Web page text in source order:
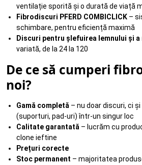
ventilație sporită și o durată de viață
Fibrodiscuri PFERD COMBICLICK –
schimbare, pentru eficiență maximă
Discuri pentru șlefuirea lemnului și a
variată, de la 24 la 120
De ce să cumperi
noi?
Gamă completă – nu doar discuri, ci
(suporturi, pad-uri) într-un singur loc
Calitate garantată – lucrăm cu
clone ieftine
Prețuri corecte
Stoc permanent – majoritatea